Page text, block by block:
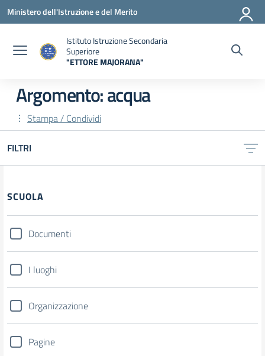
Vai ai contenuti
Vai al menu di navigazione
Vai al footer
Ministero dell'Istruzione e del Merito
Istituto Istruzione Secondaria
Superiore
"ETTORE MAJORANA"
Argomento: acqua
Stampa / Condividi
FILTRI
Filtri
SCUOLA
Documenti
I luoghi
Organizzazione
Pagine